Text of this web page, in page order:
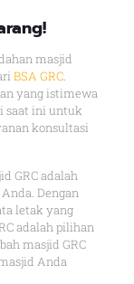
masjid
BSA GRC.
yang istimewa
saat ini untuk
konsultasi
GRC adalah
Dengan
letak yang
adalah pilihan
masjid GRC
Anda